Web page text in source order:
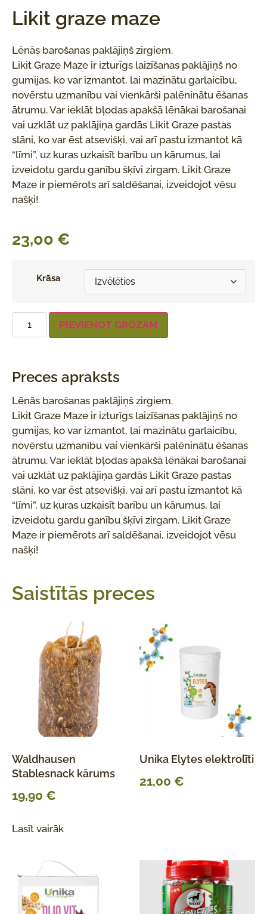
Likit graze maze
Lēnās barošanas paklājiņš zirgiem.
Likit Graze Maze ir izturīgs laizīšanas paklājiņš no
gumijas, ko var izmantot, lai mazinātu garlaicību,
novērstu uzmanību vai vienkārši palēninātu ēšanas
ātrumu. Var ieklāt bļodas apakšā lēnākai barošanai
vai uzklāt uz paklājiņa gardās Likit Graze pastas
slāni, ko var ēst atsevišķi, vai arī pastu izmantot kā
“līmi”, uz kuras uzkaisīt barību un kārumus, lai
izveidotu gardu ganību šķīvi zirgam. Likit Graze
Maze ir piemērots arī saldēšanai, izveidojot vēsu
našķi!
23,00 €
Krāsa
PIEVIENOT GROZAM
Preces apraksts
Lēnās barošanas paklājiņš zirgiem.
Likit Graze Maze ir izturīgs laizīšanas paklājiņš no
gumijas, ko var izmantot, lai mazinātu garlaicību,
novērstu uzmanību vai vienkārši palēninātu ēšanas
ātrumu. Var ieklāt bļodas apakšā lēnākai barošanai
vai uzklāt uz paklājiņa gardās Likit Graze pastas
slāni, ko var ēst atsevišķi, vai arī pastu izmantot kā
“līmi”, uz kuras uzkaisīt barību un kārumus, lai
izveidotu gardu ganību šķīvi zirgam. Likit Graze
Maze ir piemērots arī saldēšanai, izveidojot vēsu
našķi!
Saistītās preces
Waldhausen
Stablesnack kārums
19,90 €
Lasīt vairāk
Unika Elytes elektrolīti
21,00 €